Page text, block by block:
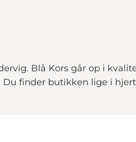
Blå Kors går op i
finder butikken lige i